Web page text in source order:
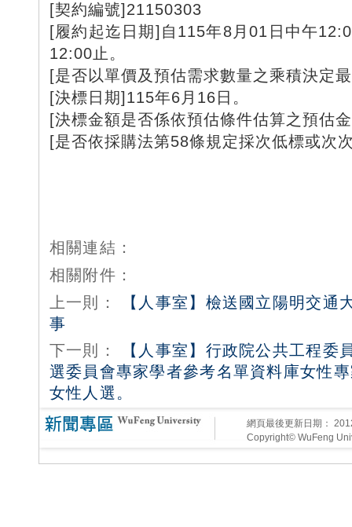
[契約編號]21150303
[履約起迄日期]自115年8月01日中午
12:00止。
[是否以單價及預估需求數量之乘積決定
[決標日期]115年6月16日。
[決標金額是否係依預估條件估算之預估
[是否依採購法第58條規定採次低標或次
相關連結：
相關附件：
上一則：
【人事室】檢送國立陽明交通
事
下一則：
【人事室】行政院公共工程委
選委員會專家學者參考名單資料庫女性
女性人選。
網頁最後更新日期：
Copyright© WuFeng